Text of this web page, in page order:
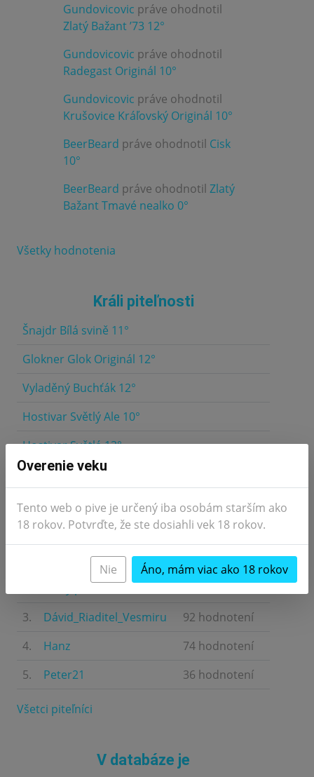
Gundovicovic práve ohodnotil
Zlatý Bažant ’73 12°
Gundovicovic práve ohodnotil
Radegast Originál 10°
Gundovicovic práve ohodnotil
Krušovice Kráľovský Originál 10°
BeerBeard práve ohodnotil Cisk
10°
BeerBeard práve ohodnotil Zlatý
Bažant Tmavé nealko 0°
Všetky hodnotenia
Králi piteľnosti
Šnajdr Bílá svině 11°
Glokner Glok Originál 12°
Vyladěný Buchťák 12°
Hostivar Světlý Ale 10°
Hostivar Světlá 13° 4.5
Naj piteľníci
BeerBeard
149 hodnotení
Pivný piteľník
108 hodnotení
3.
Dávid_Riaditel_Vesmiru
92 hodnotení
4.
Hanz
74 hodnotení
5.
Peter21 36 hodnotení
Všetci piteľníci
V databáze je
Overenie veku
Tento web o pive je určený iba osobám starším ako
18 rokov. Potvrďte, že ste dosiahli vek 18 rokov.
Nie Áno, mám viac ako 18 rokov